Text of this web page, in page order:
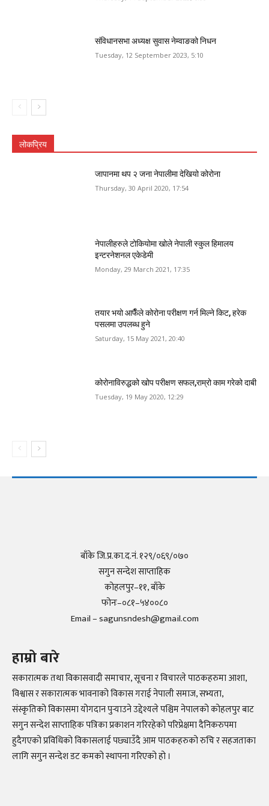
संविधानसभा अध्यक्ष सुवास नेम्वाङको निधन
Tuesday, 12 September 2023, 5:10
लोकप्रिय
जापानमा थप २ जना नेपालीमा देखियो कोरोना
Thursday, 30 April 2020, 17:54
नेपालीहरुले टोकियोमा खोले नेपाली स्कुल हिमालय
इन्टरनेशनल एकेडेमी
Monday, 29 March 2021, 17:35
तयार भयो आफैँले कोरोना परीक्षण गर्न मिल्ने किट, हरेक
पसलमा उपलब्ध हुने
Saturday, 15 May 2021, 20:40
कोरोनाविरुद्धको खोप परीक्षण सफल,राम्रो काम गरेको दाबी
Tuesday, 19 May 2020, 12:29
बाँके जि.प्र.का.द.नं. १२९/०६९/०७०
सगुन सन्देश साप्ताहिक
कोहलपुर–११, बाँके
फोनः–०८१–५४००८०
Email – sagunsndesh@gmail.com
हाम्रो बारे
सकारात्मक तथा विकासवादी समाचार, सूचना र विचारले पाठकहरुमा आशा,
विश्वास र सकारात्मक भावनाको विकास गराई नेपाली समाज, सभ्यता,
संस्कृतिको विकासमा योगदान पुर्‍याउने उद्देश्यले पश्चिम नेपालको कोहलपुर बाट
सगुन सन्देश साप्ताहिक पत्रिका प्रकाशन गरिरहेको परिप्रेक्षमा दैनिकरुपमा
हुदैगएको प्रविधिको विकासलाई पछ्याउँदै आम पाठकहरुको रुचि र सहजताका
लागि सगुन सन्देश डट कमको स्थापना गरिएको हो ।